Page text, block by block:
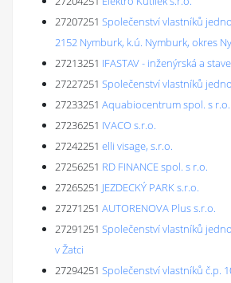
27207251 Společenství vlastníků
2152 Nymburk, k.ú. Nymburk, okres
27213251 IFASTAV - inženýrská a
27227251 Společenství vlastníků
27233251 Aquabiocentrum spol. s r.o.
27236251 IVACO s.r.o.
27242251 elli visage, s.r.o.
27256251 RD FINANCE spol. s r.o.
27265251 JEZDECKÝ PARK s.r.o.
27271251 AUTORENOVA Plus s.r.o.
27291251 Společenství vlastníků
v Žatci
27294251 Společenství vlastníků č.p.